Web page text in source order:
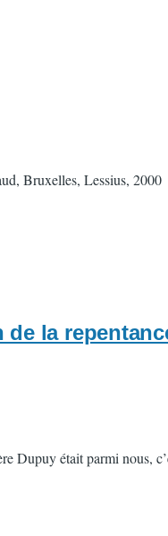
Bruxelles, Lessius, 2000
de la
Dupuy était parmi nous,